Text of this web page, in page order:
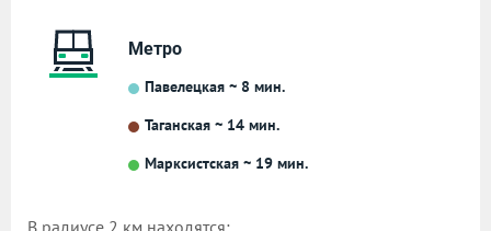
Метро
Павелецкая ~ 8 мин.
Таганская ~ 14 мин.
Марксистская ~ 19 мин.